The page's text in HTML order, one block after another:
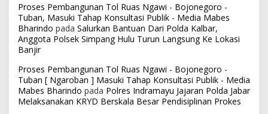
Proses Pembangunan Tol Ruas Ngawi - Bojonegoro -
Tuban, Masuki Tahap Konsultasi Publik - Media Mabes
Bharindo pada Salurkan Bantuan Dari Polda Kalbar,
Anggota Polsek Simpang Hulu Turun Langsung Ke Lokasi
Banjir
Proses Pembangunan Tol Ruas Ngawi - Bojonegoro -
Tuban [ Ngaroban ] Masuki Tahap Konsultasi Publik - Media
Mabes Bharindo pada Polres Indramayu Jajaran Polda Jabar
Melaksanakan KRYD Berskala Besar Pendisiplinan Prokes